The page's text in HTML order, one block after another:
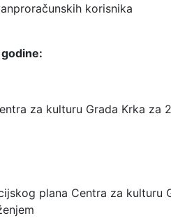
korisnika
za kulturu Grada Krka za
plana Centra za kulturu